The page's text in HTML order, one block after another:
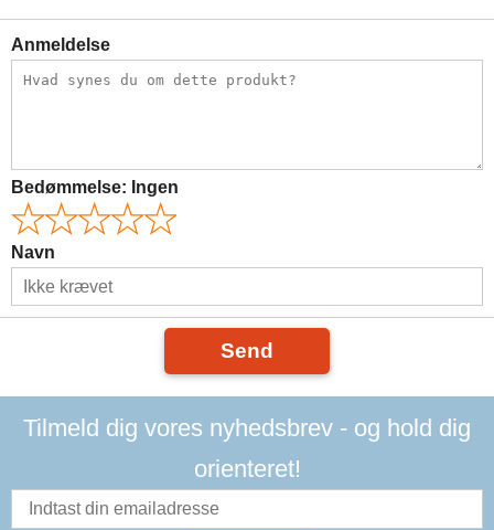
Anmeldelse
Bedømmelse: Ingen
Navn
Send
Tilmeld dig vores nyhedsbrev - og hold dig
orienteret!